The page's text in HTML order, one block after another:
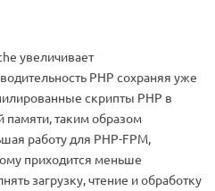
увеличивает
PHP сохраняя уже
скрипты PHP в
памяти, таким образом
работу для PHP-FPM,
приходится меньше
загрузку, чтение и обработку